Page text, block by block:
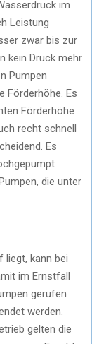
im
Leistung
zwar bis zur
kein Druck mehr
Pumpen
Förderhöhe. Es
Förderhöhe
recht schnell
Es
die unter
liegt, kann bei
im Ernstfall
gerufen
werden.
gelten die